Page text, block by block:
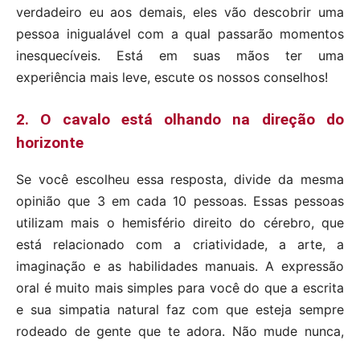
verdadeiro eu aos demais, eles vão descobrir uma
pessoa inigualável com a qual passarão momentos
inesquecíveis. Está em suas mãos ter uma
experiência mais leve, escute os nossos conselhos!
2. O cavalo está olhando na direção do
horizonte
Se você escolheu essa resposta, divide da mesma
opinião que 3 em cada 10 pessoas. Essas pessoas
utilizam mais o hemisfério direito do cérebro, que
está relacionado com a criatividade, a arte, a
imaginação e as habilidades manuais. A expressão
oral é muito mais simples para você do que a escrita
e sua simpatia natural faz com que esteja sempre
rodeado de gente que te adora. Não mude nunca,